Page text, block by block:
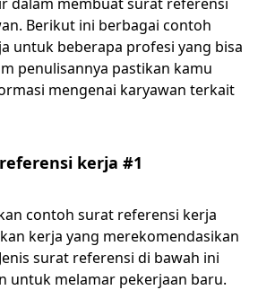
Berikut ini berbagai contoh
untuk beberapa profesi yang bisa
penulisannya pastikan kamu
mengenai karyawan terkait
kerja #1
contoh surat referensi kerja
kerja yang merekomendasikan
surat referensi di bawah ini
untuk melamar pekerjaan baru.